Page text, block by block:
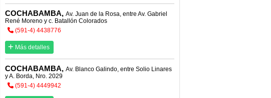
COCHABAMBA, Av. Juan de la Rosa, entre Av. Gabriel
René Moreno y c. Batallón Colorados
(591-4) 4438776
Más detalles
COCHABAMBA, Av. Blanco Galindo, entre Solio Linares
y A. Borda, Nro. 2029
(591-4) 4449942